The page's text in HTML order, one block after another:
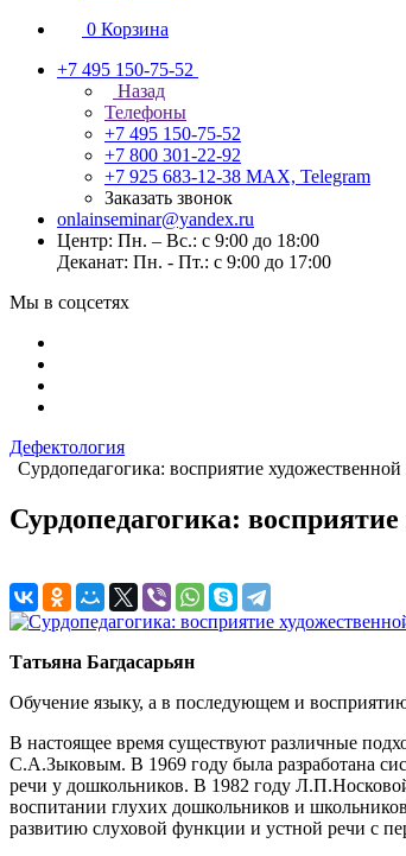
0 Корзина
+7 495 150-75-52
Назад
Телефоны
+7 495 150-75-52
+7 800 301-22-92
+7 925 683-12-38 MAX, Telegram
Заказать звонок
onlainseminar@yandex.ru
Центр: Пн. – Вс.: с 9:00 до 18:00
Деканат: Пн. - Пт.: с 9:00 до 17:00
Мы в соцсетях
Дефектология
Сурдопедагогика: восприятие
Сурдопедагогика:
Татьяна Багдасарьян
Обучение языку, а в последующем и
В настоящее время существуют различные
С.А.Зыковым. В 1969 году была разработана
речи у дошкольников. В 1982 году
воспитании глухих дошкольников и
развитию слуховой функции и устной речи с